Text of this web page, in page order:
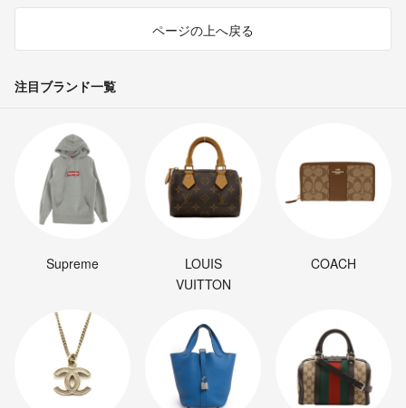
ページの上へ戻る
注目ブランド一覧
Supreme
LOUIS
VUITTON
COACH